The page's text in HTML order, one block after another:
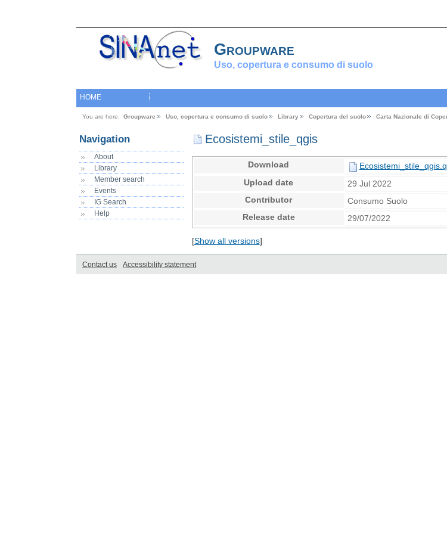
Groupware
Uso, copertura e consumo di suolo
HOME
You are here: Groupware Uso, copertura e consumo di suolo Library Copertura del suolo Carta Nazionale di
Navigation
About
Library
Member search
Events
IG Search
Help
Ecosistemi_stile_qgis
Download
Upload date
29 Jul 2022
Contributor
Consumo Suolo
Release date
29/07/2022
[Show all versions]
Contact us Accessibility statement